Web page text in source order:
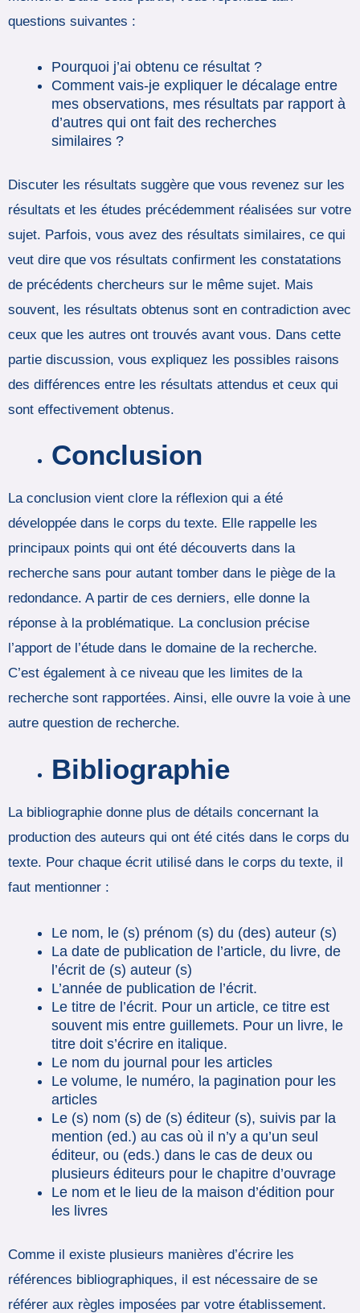
questions suivantes :
Pourquoi j’ai obtenu ce résultat ?
Comment vais-je expliquer le décalage entre
mes observations, mes résultats par rapport à
d’autres qui ont fait des recherches
similaires ?
Discuter les résultats suggère que vous revenez sur les
résultats et les études précédemment réalisées sur votre
sujet. Parfois, vous avez des résultats similaires, ce qui
veut dire que vos résultats confirment les constatations
de précédents chercheurs sur le même sujet. Mais
souvent, les résultats obtenus sont en contradiction avec
ceux que les autres ont trouvés avant vous. Dans cette
partie discussion, vous expliquez les possibles raisons
des différences entre les résultats attendus et ceux qui
sont effectivement obtenus.
Conclusion
La conclusion vient clore la réflexion qui a été
développée dans le corps du texte. Elle rappelle les
principaux points qui ont été découverts dans la
recherche sans pour autant tomber dans le piège de la
redondance. A partir de ces derniers, elle donne la
réponse à la problématique. La conclusion précise
l’apport de l’étude dans le domaine de la recherche.
C’est également à ce niveau que les limites de la
recherche sont rapportées. Ainsi, elle ouvre la voie à une
autre question de recherche.
Bibliographie
La bibliographie donne plus de détails concernant la
production des auteurs qui ont été cités dans le corps du
texte. Pour chaque écrit utilisé dans le corps du texte, il
faut mentionner :
Le nom, le (s) prénom (s) du (des) auteur (s)
La date de publication de l’article, du livre, de
l’écrit de (s) auteur (s)
L’année de publication de l’écrit.
Le titre de l’écrit. Pour un article, ce titre est
souvent mis entre guillemets. Pour un livre, le
titre doit s’écrire en italique.
Le nom du journal pour les articles
Le volume, le numéro, la pagination pour les
articles
Le (s) nom (s) de (s) éditeur (s), suivis par la
mention (ed.) au cas où il n’y a qu’un seul
éditeur, ou (eds.) dans le cas de deux ou
plusieurs éditeurs pour le chapitre d’ouvrage
Le nom et le lieu de la maison d’édition pour
les livres
Comme il existe plusieurs manières d’écrire les
références bibliographiques, il est nécessaire de se
référer aux règles imposées par votre établissement.